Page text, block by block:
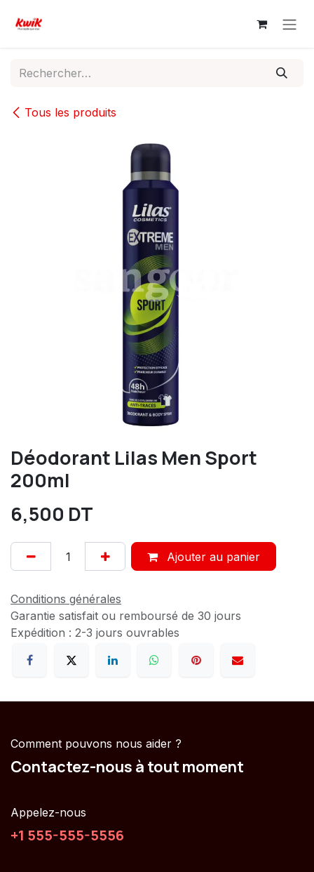
Tous les produits
Déodorant Lilas Men Sport
200ml
6,500 DT
Ajouter au panier
Conditions générales
Garantie satisfait ou remboursé de 30 jours
Expédition : 2-3 jours ouvrables
Comment pouvons nous aider ?
Contactez-nous à tout moment
Appelez-nous
+1 555-555-5556